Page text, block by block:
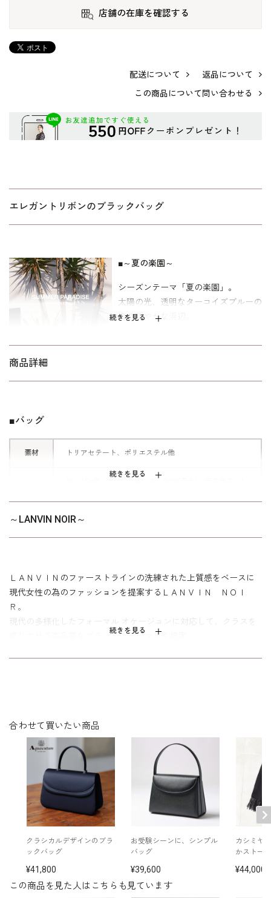
店舗の在庫を確認する
配送について
返品について
この商品について問い合わせる
エレガントリボンのブラックバッグ
続きを見る
■～夏の楽園～
シーズンテーマ「夏の楽園」。
太陽の光、透明なターコイズブルーの
海の穏やかな浜辺。
なライフスタイルを背景にしたゆった
折り重なるラインが上品なアクセント
になったバッグです。
商品詳細
続きを見る
■バッグ
素材 トリアセテート、ポリエステル他
その他
マグネット式開閉 / キャビネタイプ内ポケット
～LANVIN NOIR～
続きを見る
ＬＡＮＶＩＮのファーストラインの洗練された上質感をベースに
現代女性の為のファッションを提案するＬＡＮＶＩＮ ＮＯＩ
Ｒ。
現代の多様化したフォーマル オケージョンに対応して、クラスを
感じさせる高品質なブラックフォーマルを提案。
この商品を見た人はこちらも見ています
合わせて買いたい商品
クラシカルデザインのブラ
ックバッグ
41,800
お受験シーンに、シンプル
バッグ
39,600
カシミヤ×
かストール
44,000